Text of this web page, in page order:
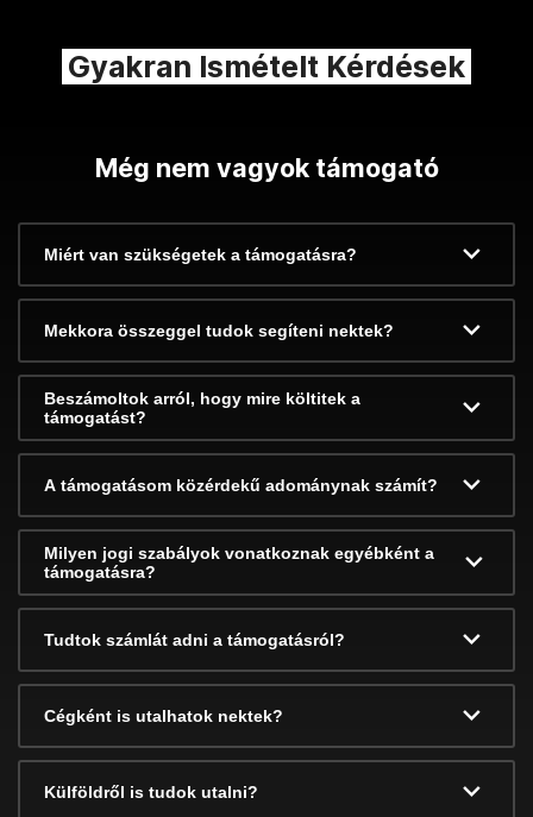
Gyakran Ismételt Kérdések
Még nem vagyok támogató
Miért van szükségetek a támogatásra?
Mekkora összeggel tudok segíteni nektek?
Beszámoltok arról, hogy mire költitek a
támogatást?
A támogatásom közérdekű adománynak számít?
Milyen jogi szabályok vonatkoznak egyébként a
támogatásra?
Tudtok számlát adni a támogatásról?
Cégként is utalhatok nektek?
Külföldről is tudok utalni?